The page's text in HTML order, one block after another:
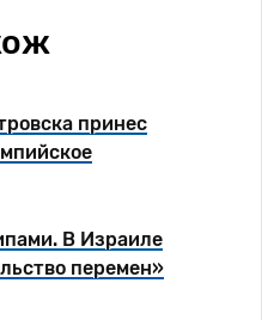
принес
В Израиле
перемен»